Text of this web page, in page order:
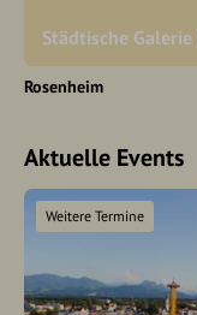
Städtische Galerie
Rosenheim
Aktuelle Events
Weitere Termine